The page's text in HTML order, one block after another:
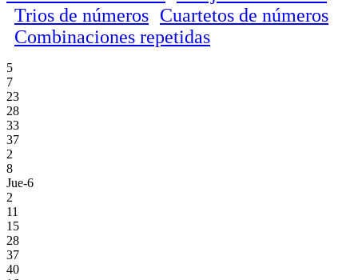
Trios de números Cuartetos de números
Combinaciones repetidas
5
7
23
28
33
37
2
8
Jue-6
2
11
15
28
37
40